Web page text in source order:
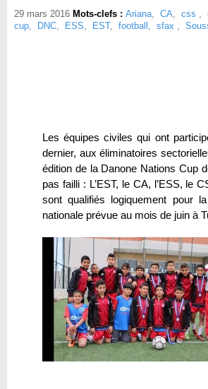
29 mars 2016 Mots-clefs : Ariana, CA, css ,
cup, DNC, ESS, EST, football , sfax ,
Les équipes civiles qui ont
dernier, aux éliminatoires
édition de la Danone Nations Cup
pas failli : L’EST, le CA, l’ESS, le
sont qualifiés logiquement pour
nationale prévue au mois de juin à